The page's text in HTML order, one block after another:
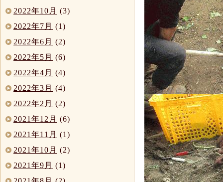
2022年10月 (3)
2022年7月 (1)
2022年6月 (2)
2022年5月 (6)
2022年4月 (4)
2022年3月 (4)
2022年2月 (2)
2021年12月 (6)
2021年11月 (1)
2021年10月 (2)
2021年9月 (1)